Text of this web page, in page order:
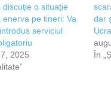
discuție o situație
enerva pe tineri: Va
serviciul
2025
dar
În